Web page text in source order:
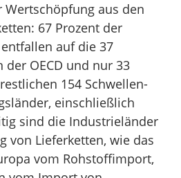
Wertschöpfung aus den
67 Prozent der
auf die 37
OECD und nur 33
154 Schwellen-
einschließlich
sind die Industrieländer
von Lieferketten, wie das
vom Rohstoffimport,